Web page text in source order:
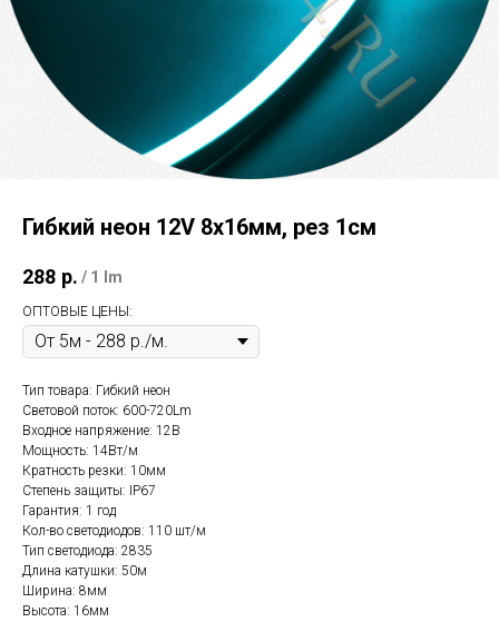
Гибкий неон 12V 8х16мм, рез 1см
288 р. / 1 lm
ОПТОВЫЕ ЦЕНЫ:
Тип товара: Гибкий неон
Световой поток: 600-720Lm
Входное напряжение: 12В
Мощность: 14Вт/м
Кратность резки: 10мм
Степень защиты: IP67
Гарантия: 1 год
Кол-во светодиодов: 110 шт/м
Тип светодиода: 2835
Длина катушки: 50м
Ширина: 8мм
Высота: 16мм